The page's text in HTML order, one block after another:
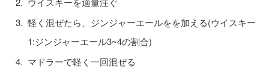
軽く混ぜたら、ジンジャーエールをを加える(ウイスキー
1:ジンジャーエール3~4の割合)
マドラーで軽く一回混ぜる